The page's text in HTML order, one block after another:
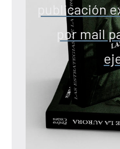
publicación
por mail